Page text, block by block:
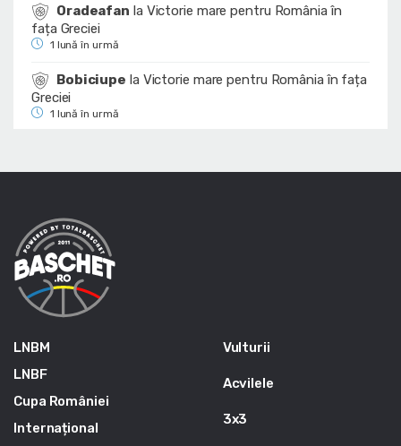
Oradeafan la Victorie mare pentru România în
fața Greciei
1 lună în urmă
Bobiciupe la Victorie mare pentru România în fața
Greciei
1 lună în urmă
LNBM
LNBF
Cupa României
Internațional
Vulturii
Acvilele
3x3